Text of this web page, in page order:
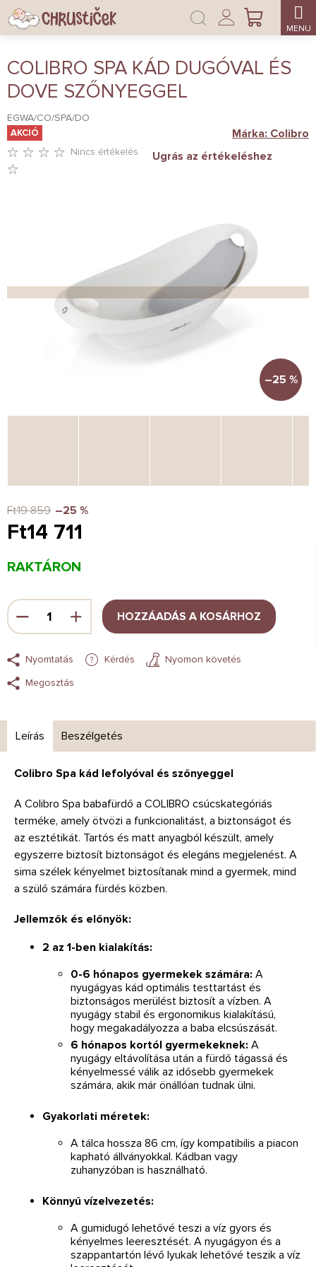
Ugrás
fő
KOSÁR
Bejelentkezés
COLIBRO SPA KÁD DUGÓVAL ÉS
DOVE SZŐNYEGGEL
EGWA/CO/SPA/DO
AKCIÓ
CSILLAG.
Nincs értékelés Ugrás az értékeléshez
Márka: Colibro
–25 %
Ft19 859 –25 %
Ft14 711
Egységár:
RAKTÁRON
HOZZÁADÁS A KOSÁRHOZ
Nyomtatás Kérdés
Nyomon követés
Megosztás
Leírás Beszélgetés
Colibro Spa kád lefolyóval és szőnyeggel
A Colibro Spa babafürdő a COLIBRO csúcskategóriás
terméke, amely ötvözi a funkcionalitást, a biztonságot és
az esztétikát. Tartós és matt anyagból készült, amely
egyszerre biztosít biztonságot és elegáns megjelenést. A
sima szélek kényelmet biztosítanak mind a gyermek, mind
a szülő számára fürdés közben.
Jellemzők és előnyök:
2 az 1-ben kialakítás:
0-6 hónapos gyermekek számára: A
nyugágyas kád optimális testtartást és
biztonságos merülést biztosít a vízben. A
nyugágy stabil és ergonomikus kialakítású,
hogy megakadályozza a baba elcsúszását.
6 hónapos kortól gyermekeknek: A
nyugágy eltávolítása után a fürdő tágassá és
kényelmessé válik az idősebb gyermekek
számára, akik már önállóan tudnak ülni.
Gyakorlati méretek:
A tálca hossza 86 cm, így kompatibilis a piacon
kapható állványokkal. Kádban vagy
zuhanyzóban is használható.
Könnyű vízelvezetés:
A gumidugó lehetővé teszi a víz gyors és
kényelmes leeresztését. A nyugágyon és a
szappantartón lévő lyukak lehetővé teszik a víz